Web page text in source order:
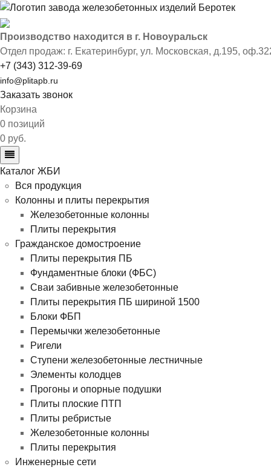
Производство находится в г. Новоуральск
Отдел продаж: г. Екатеринбург, ул. Московская, д.195,
+7 (343) 312-39-69
info@plitapb.ru
Заказать звонок
Корзина
0 позиций
0 руб.
Каталог ЖБИ
Вся продукция
Колонны и плиты перекрытия
Железобетонные колонны
Плиты перекрытия
Гражданское домостроение
Плиты перекрытия ПБ
Фундаментные блоки (ФБС)
Сваи забивные железобетонные
Плиты перекрытия ПБ шириной 1500
Блоки ФБП
Перемычки железобетонные
Ригели
Ступени железобетонные лестничные
Элементы колодцев
Прогоны и опорные подушки
Плиты плоские ПТП
Плиты ребристые
Железобетонные колонны
Плиты перекрытия
Инженерные сети